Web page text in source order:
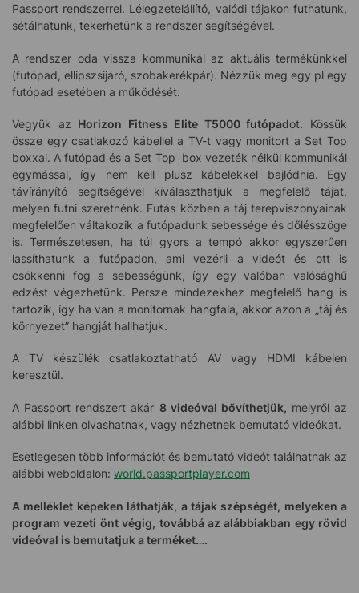
Passport rendszerrel. Lélegzetelállító, valódi tájakon futhatunk,
sétálhatunk, tekerhetünk a rendszer segítségével.
A rendszer oda vissza kommunikál az aktuális termékünkkel
(futópad, ellipszsijáró, szobakerékpár). Nézzük meg egy pl egy
futópad esetében a működését:
Vegyük az Horizon Fitness Elite T5000 futópadot. Kössük
össze egy csatlakozó kábellel a TV-t vagy monitort a Set Top
boxxal. A futópad és a Set Top box vezeték nélkül kommunikál
egymással, így nem kell plusz kábelekkel bajlódnia. Egy
távírányító segítségével kiválaszthatjuk a megfelelő tájat,
melyen futni szeretnénk. Futás közben a táj terepviszonyainak
megfelelően váltakozik a futópadunk sebessége és dőlésszöge
is. Természetesen, ha túl gyors a tempó akkor egyszerűen
lassíthatunk a futópadon, ami vezérli a videót és ott is
csökkenni fog a sebességünk, így egy valóban valósághű
edzést végezhetünk. Persze mindezekhez megfelelő hang is
tartozik, így ha van a monitornak hangfala, akkor azon a „táj és
környezet” hangját hallhatjuk.
A TV készülék csatlakoztatható AV vagy HDMI kábelen
keresztül.
A Passport rendszert akár 8 videóval bővíthetjük, melyről az
alábbi linken olvashatnak, vagy nézhetnek bemutató videókat.
Esetlegesen több információt és bemutató videót találhatnak az
alábbi weboldalon: world.passportplayer.com
A melléklet képeken láthatják, a tájak szépségét, melyeken a
program vezeti önt végig, továbbá az alábbiakban egy rövid
videóval is bemutatjuk a terméket….